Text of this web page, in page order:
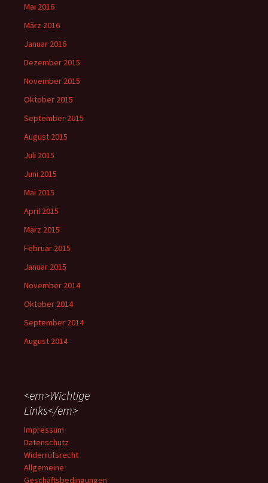
Mai 2016
März 2016
Januar 2016
Dezember 2015
November 2015
Oktober 2015
September 2015
August 2015
Juli 2015
Juni 2015
Mai 2015
April 2015
März 2015
Februar 2015
Januar 2015
November 2014
Oktober 2014
September 2014
August 2014
<em>Wichtige
Links</em>
Impressum
Datenschutz
Widerrufsrecht
Allgemeine
Geschäftsbedingungen